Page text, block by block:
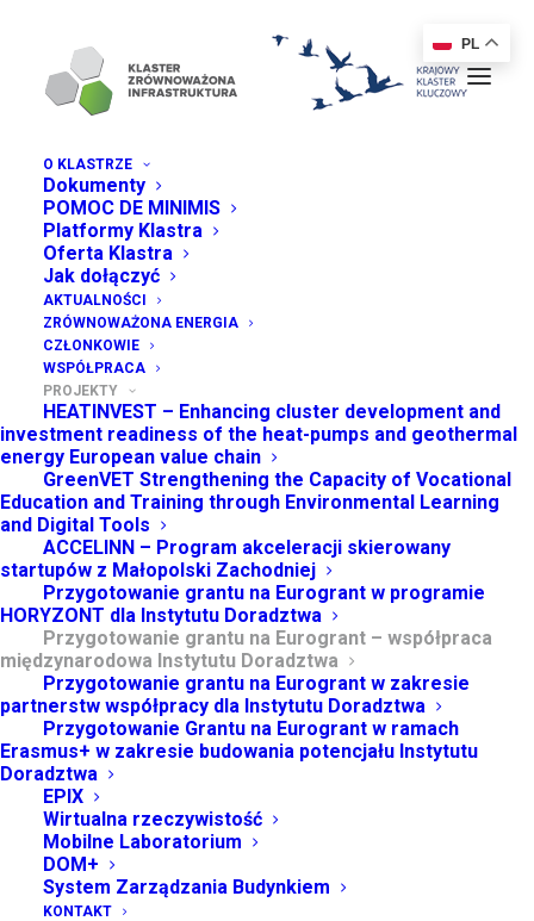
O KLASTRZE
Dokumenty
POMOC DE MINIMIS
Platformy Klastra
Oferta Klastra
Jak dołączyć
AKTUALNOŚCI
ZRÓWNOWAŻONA ENERGIA
CZŁONKOWIE
WSPÓŁPRACA
PROJEKTY
HEATINVEST – Enhancing cluster development and
investment readiness of the heat-pumps and geothermal
energy European value chain
GreenVET Strengthening the Capacity of Vocational
Education and Training through Environmental Learning
and Digital Tools
ACCELINN – Program akceleracji skierowany
startupów z Małopolski Zachodniej
Przygotowanie grantu na Eurogrant w programie
HORYZONT dla Instytutu Doradztwa
Przygotowanie grantu na Eurogrant – współpraca
międzynarodowa Instytutu Doradztwa
Przygotowanie grantu na Eurogrant w zakresie
partnerstw współpracy dla Instytutu Doradztwa
Przygotowanie Grantu na Eurogrant w ramach
Erasmus+ w zakresie budowania potencjału Instytutu
Doradztwa
EPIX
Wirtualna rzeczywistość
Mobilne Laboratorium
DOM+
System Zarządzania Budynkiem
KONTAKT
Przygotowanie grantu na
Eurogrant – współpraca
międzynarodowa Instytutu
Doradztwa
Projekt współfinansowany z Funduszy
Europejskich w ramach Programu FENG 2021–
2027, działanie: Granty na Eurogranty – MŚP.
Numer projektu:FENG.02.12-IP.02-0089/25
Cel i zadania: Projekt dotyczy przygotowania i złożenia
wniosku o Eurogrant w ramach programu Erasmus+,
Akcja KA220-VET – Partnerstwa współpracy w sektorze
kształcenia i szkolenia zawodowego. Wniosek został
złożony do Narodowej Agencji programu Erasmus+.
Planowany Eurogrant SHINE koncentruje się na
PL